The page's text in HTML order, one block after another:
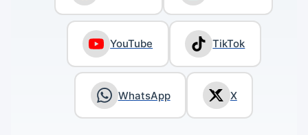
YouTube TikTok
WhatsApp X